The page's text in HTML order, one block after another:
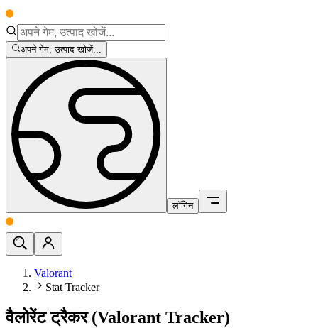
अपने गेम, उत्पाद खोजें...
लॉगिन
Valorant
Stat Tracker
वैलोरेंट ट्रैकर (Valorant Tracker)